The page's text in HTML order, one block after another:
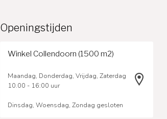
Openingstijden
Winkel Collendoorn (1500 m2)
Maandag, Donderdag, Vrijdag, Zaterdag
10.00 - 16:00 uur
Dinsdag, Woensdag, Zondag gesloten